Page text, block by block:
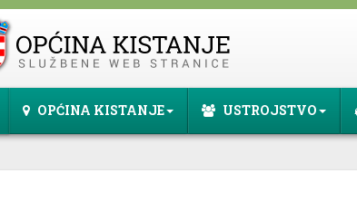
OPĆINA KISTANJE USTROJSTVO